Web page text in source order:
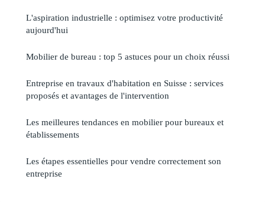
L'aspiration industrielle : optimisez votre productivité
aujourd'hui
Mobilier de bureau : top 5 astuces pour un choix réussi
Entreprise en travaux d'habitation en Suisse : services
proposés et avantages de l'intervention
Les meilleures tendances en mobilier pour bureaux et
établissements
Les étapes essentielles pour vendre correctement son
entreprise